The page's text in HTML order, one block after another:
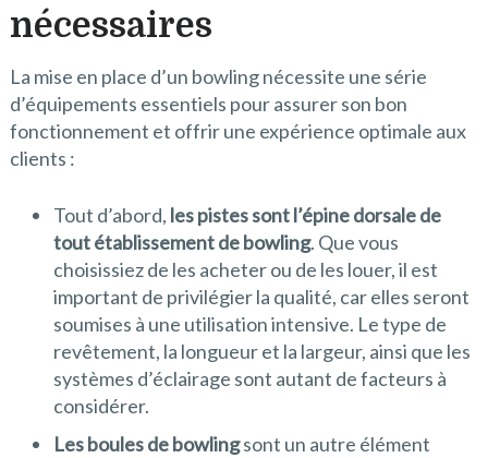
nécessaires
La mise en place d’un bowling nécessite une série
d’équipements essentiels pour assurer son bon
fonctionnement et offrir une expérience optimale aux
clients :
Tout d’abord, les pistes sont l’épine dorsale de
tout établissement de bowling. Que vous
choisissiez de les acheter ou de les louer, il est
important de privilégier la qualité, car elles seront
soumises à une utilisation intensive. Le type de
revêtement, la longueur et la largeur, ainsi que les
systèmes d’éclairage sont autant de facteurs à
considérer.
Les boules de bowlingsont un autre élément